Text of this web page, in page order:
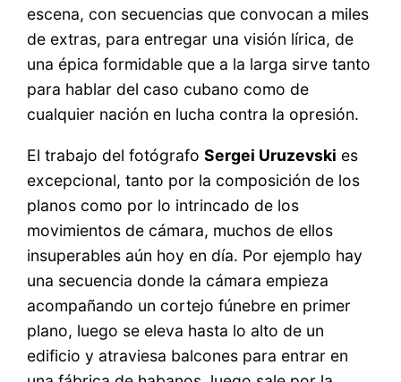
escena, con secuencias que convocan a miles
de extras, para entregar una visión lírica, de
una épica formidable que a la larga sirve tanto
para hablar del caso cubano como de
cualquier nación en lucha contra la opresión.
El trabajo del fotógrafoSergei Uruzevski es
excepcional, tanto por la composición de los
planos como por lo intrincado de los
movimientos de cámara, muchos de ellos
insuperables aún hoy en día. Por ejemplo hay
una secuencia donde la cámara empieza
acompañando un cortejo fúnebre en primer
plano, luego se eleva hasta lo alto de un
edificio y atraviesa balcones para entrar en